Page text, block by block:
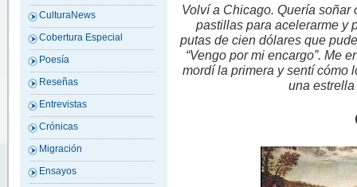
CulturaNews
Cobertura Especial
Poesía
Reseñas
Entrevistas
Crónicas
Migración
Ensayos
Volví a Chicago. Quería
pastillas para acelerarme y
putas de cien dólares que
“Vengo por mi encargo”. Me
mordí la primera y sentí cómo
una